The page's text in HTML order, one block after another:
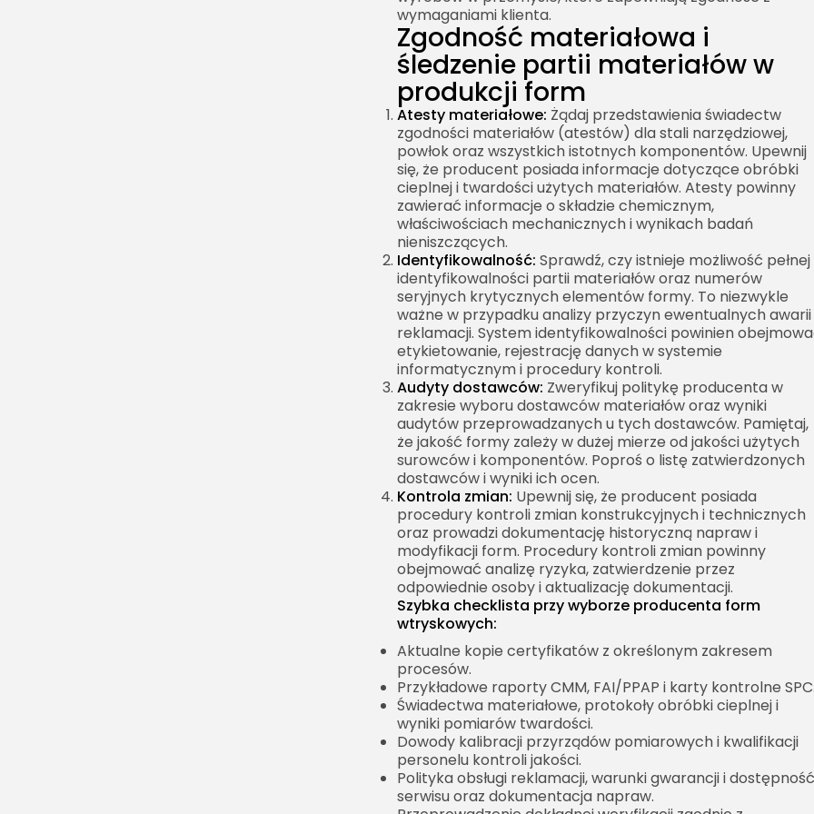
wymaganiami klienta.
Zgodność materiałowa i
śledzenie partii materiałów w
produkcji form
Atesty materiałowe: Żądaj przedstawienia świadectw
zgodności materiałów (atestów) dla stali narzędziowej,
powłok oraz wszystkich istotnych komponentów. Upewnij
się, że producent posiada informacje dotyczące obróbki
cieplnej i twardości użytych materiałów. Atesty powinny
zawierać informacje o składzie chemicznym,
właściwościach mechanicznych i wynikach badań
nieniszczących.
Identyfikowalność: Sprawdź, czy istnieje możliwość pełnej
identyfikowalności partii materiałów oraz numerów
seryjnych krytycznych elementów formy. To niezwykle
ważne w przypadku analizy przyczyn ewentualnych awarii
reklamacji. System identyfikowalności powinien
etykietowanie, rejestrację danych w systemie
informatycznym i procedury kontroli.
Audyty dostawców: Zweryfikuj politykę producenta w
zakresie wyboru dostawców materiałów oraz wyniki
audytów przeprowadzanych u tych dostawców. Pamiętaj,
że jakość formy zależy w dużej mierze od jakości użytych
surowców i komponentów. Poproś o listę zatwierdzonych
dostawców i wyniki ich ocen.
Kontrola zmian: Upewnij się, że producent posiada
procedury kontroli zmian konstrukcyjnych i technicznych
oraz prowadzi dokumentację historyczną napraw i
modyfikacji form. Procedury kontroli zmian powinny
obejmować analizę ryzyka, zatwierdzenie przez
odpowiednie osoby i aktualizację dokumentacji.
Szybka checklista przy wyborze producenta form
wtryskowych:
Aktualne kopie certyfikatów z określonym zakresem
procesów.
Przykładowe raporty CMM, FAI/PPAP i karty kontrolne
Świadectwa materiałowe, protokoły obróbki cieplnej i
wyniki pomiarów twardości.
Dowody kalibracji przyrządów pomiarowych i kwalifikacji
personelu kontroli jakości.
Polityka obsługi reklamacji, warunki gwarancji i dostępność
serwisu oraz dokumentacja napraw.